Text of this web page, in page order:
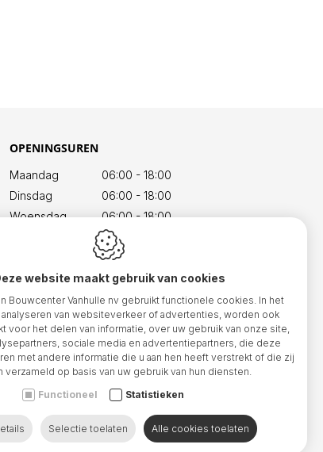
OPENINGSUREN
Maandag
06:00 - 18:00
Dinsdag
06:00 - 18:00
Woensdag
06:00 - 18:00
06:00 - 18:00
06:00 - 17:30
Zaterdag
07:00 - 12:00
Zondag
Gesloten
website maakt gebruik van cookies
Bouwcenter Vanhulle nv gebruikt functionele cookies. In het
analyseren van websiteverkeer of advertenties, worden ook
voor het delen van informatie, over uw gebruik van onze site,
sociale media en advertentiepartners, die deze
met andere informatie die u aan hen heeft verstrekt of die zij
verzameld op basis van uw gebruik van hun diensten.
Functioneel
Statistieken
Selectie toelaten Alle cookies toelaten